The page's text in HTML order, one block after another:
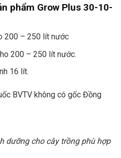
phẩm Grow Plus 30-10-
200 – 250 lít nước
200 – 250 lít nước.
16 lít.
BVTV không có gốc Đồng
dưỡng cho cây trồng phù hợp